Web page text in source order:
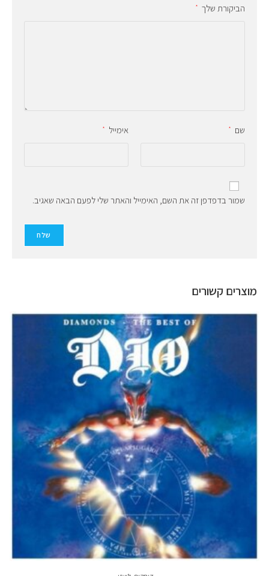
מוצרים קשורים
הביקורת שלך *
שם * אימייל *
שמור בדפדפן זה את השם, האימייל והאתר שלי לפעם הבאה שאגיב.